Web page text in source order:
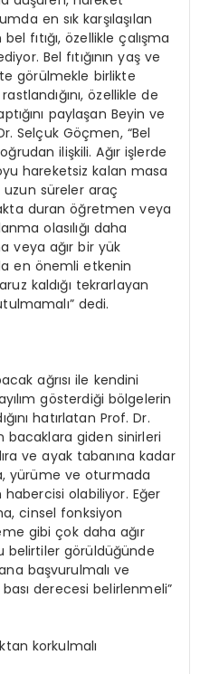
en sık karşılaşılan
fıtığı, özellikle çalışma
Bel fıtığının yaş ve
görülmekle birlikte
özellikle de
paylaşan Beyin ve
Selçuk Göçmen, “Bel
ilişkili. Ağır işlerde
hareketsiz kalan masa
uzun süreler araç
duran öğretmen veya
olasılığı daha
veya ağır bir yük
en önemli etkenin
kaldığı tekrarlayan
dedi.
ağrısı ile kendini
gösterdiği bölgelerin
hatırlatan Prof. Dr.
bacaklara giden sinirleri
ve ayak tabanına kadar
yürüme ve oturmada
habercisi olabiliyor. Eğer
cinsel fonksiyon
gibi çok daha ağır
belirtiler görüldüğünde
başvurulmalı ve
derecesi belirlenmeli”
korkulmalı